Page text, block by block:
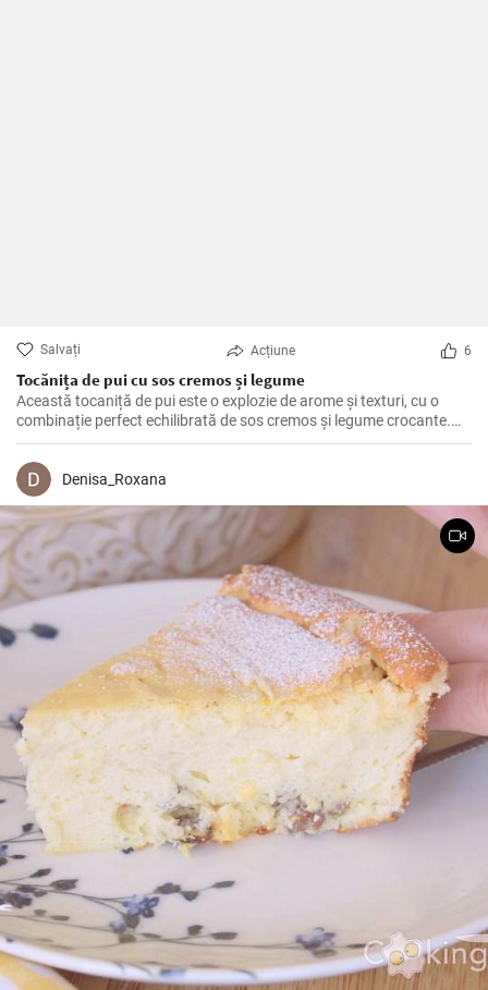
Salvați Acțiune 6
Tocănița de pui cu sos cremos și legume
Această tocaniță de pui este o explozie de arome și texturi, cu o
combinație perfect echilibrată de sos cremos și legume crocante.
Este o rețetă perfectă pentru o cină de familie sau o masă specială.
Denisa_Roxana